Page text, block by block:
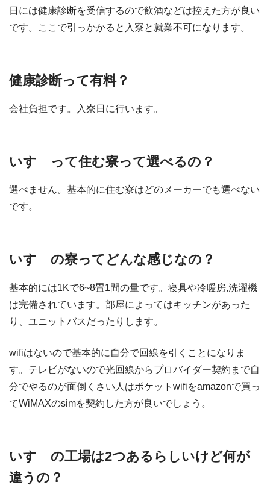
日には健康診断を受信するので飲酒などは控えた方が良い
です。ここで引っかかると入寮と就業不可になります。
健康診断って有料？
会社負担です。入寮日に行います。
いすゞって住む寮って選べるの？
選べません。基本的に住む寮はどのメーカーでも選べない
です。
いすゞの寮ってどんな感じなの？
基本的には1Kで6~8畳1間の量です。寝具や冷暖房,洗濯機
は完備されています。部屋によってはキッチンがあった
り、ユニットバスだったりします。
wifiはないので基本的に自分で回線を引くことになりま
す。テレビがないので光回線からプロバイダー契約まで自
分でやるのが面倒くさい人はポケットwifiをamazonで買っ
てWiMAXのsimを契約した方が良いでしょう。
いすゞの工場は2つあるらしいけど何が
違うの？